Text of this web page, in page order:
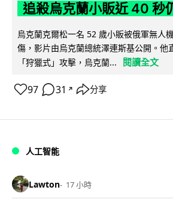
追殺烏克蘭小販近 40 秒
烏克蘭克爾松一名 52 歲小販被俄軍無人
傷，影片由烏克蘭總統澤連斯基公開。他
「狩獵式」攻擊，烏克蘭...
閱讀全文
97 31 ↗ 分享
人工智能
Lawton 17 小時